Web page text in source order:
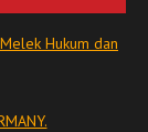
Hukum dan